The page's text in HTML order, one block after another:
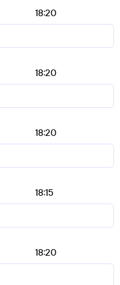
18:20
18:20
18:20
18:15
18:20